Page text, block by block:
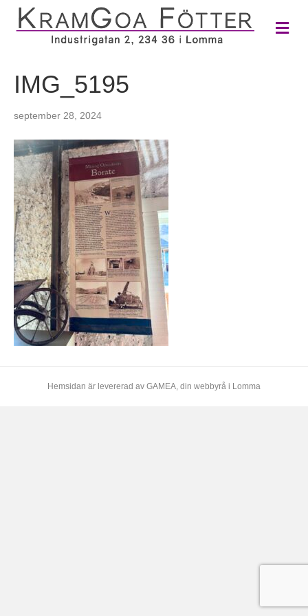
M
e
IMG_5195
september 28, 2024
Hemsidan är levererad av GAMEA, din webbyrå i Lomma